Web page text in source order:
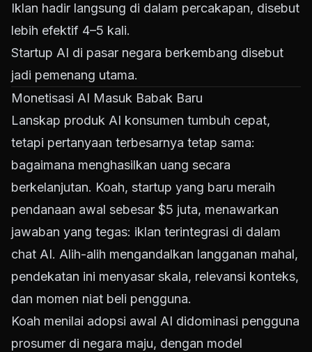
Iklan hadir langsung di dalam percakapan, disebut
lebih efektif 4–5 kali.
Startup AI di pasar negara berkembang disebut
jadi pemenang utama.
Monetisasi AI Masuk Babak Baru
Lanskap produk AI konsumen tumbuh cepat,
tetapi pertanyaan terbesarnya tetap sama:
bagaimana menghasilkan uang secara
berkelanjutan. Koah, startup yang baru meraih
pendanaan awal sebesar $5 juta, menawarkan
jawaban yang tegas: iklan terintegrasi di dalam
chat AI. Alih-alih mengandalkan langganan mahal,
pendekatan ini menyasar skala, relevansi konteks,
dan momen niat beli pengguna.
Koah menilai adopsi awal AI didominasi pengguna
prosumer di negara maju, dengan model